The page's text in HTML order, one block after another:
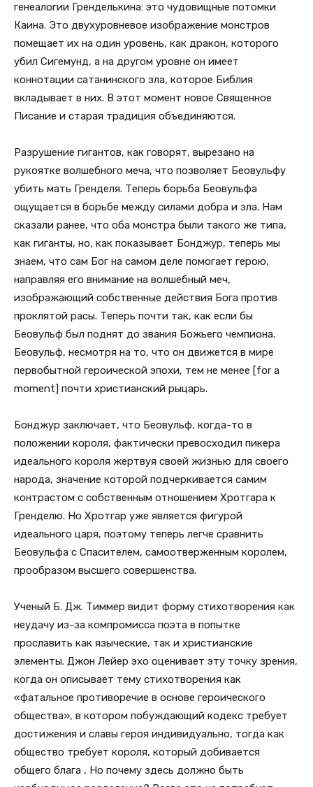
генеалогии Гренделькина: это чудовищные потомки
Каина. Это двухуровневое изображение монстров
помещает их на один уровень, как дракон, которого
убил Сигемунд, а на другом уровне он имеет
коннотации сатанинского зла, которое Библия
вкладывает в них. В этот момент новое Священное
Писание и старая традиция объединяются.
Разрушение гигантов, как говорят, вырезано на
рукоятке волшебного меча, что позволяет Беовульфу
убить мать Гренделя. Теперь борьба Беовульфа
ощущается в борьбе между силами добра и зла. Нам
сказали ранее, что оба монстра были такого же типа,
как гиганты, но, как показывает Бонджур, теперь мы
знаем, что сам Бог на самом деле помогает герою,
направляя его внимание на волшебный меч,
изображающий собственные действия Бога против
проклятой расы. Теперь почти так, как если бы
Беовульф был поднят до звания Божьего чемпиона.
Беовульф, несмотря на то, что он движется в мире
первобытной героической эпохи, тем не менее [for a
moment] почти христианский рыцарь.
Бонджур заключает, что Беовульф, когда-то в
положении короля, фактически превосходил пикера
идеального короля жертвуя своей жизнью для своего
народа, значение которой подчеркивается самим
контрастом с собственным отношением Хротгара к
Гренделю. Но Хротгар уже является фигурой
идеального царя, поэтому теперь легче сравнить
Беовульфа с Спасителем, самоотверженным королем,
прообразом высшего совершенства.
Ученый Б. Дж. Тиммер видит форму стихотворения как
неудачу из-за компромисса поэта в попытке
прославить как языческие, так и христианские
элементы. Джон Лейер эхо оценивает эту точку зрения,
когда он описывает тему стихотворения как
«фатальное противоречие в основе героического
общества», в котором побуждающий кодекс требует
достижения и славы героя индивидуально, тогда как
общество требует короля, который добивается
общего блага , Но почему здесь должно быть